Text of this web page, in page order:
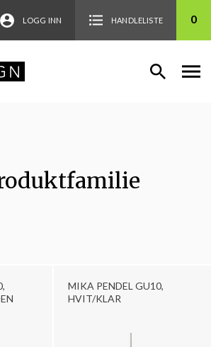
LOGG INN HANDLELISTE 0
MIKA PENDEL GU10,
HVIT/KLAR